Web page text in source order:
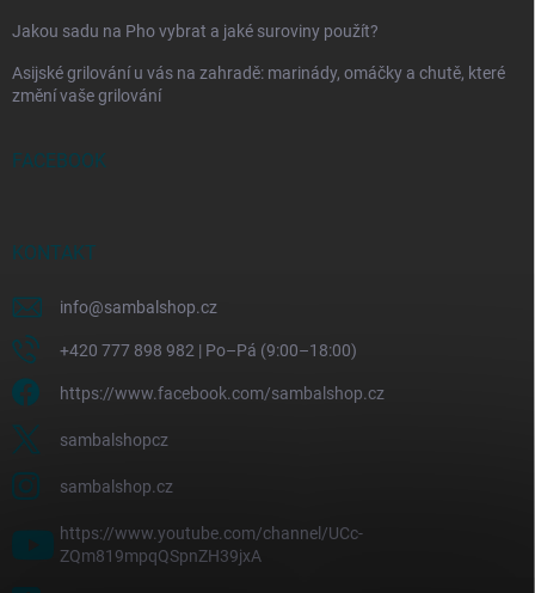
Jakou sadu na Pho vybrat a jaké suroviny použít?
Asijské grilování u vás na zahradě: marinády, omáčky a chutě, které
změní vaše grilování
FACEBOOK
KONTAKT
info@sambalshop.cz
+420 777 898 982 | Po–Pá (9:00–18:00)
https://www.facebook.com/sambalshop.cz
sambalshopcz
sambalshop.cz
https://www.youtube.com/channel/UCc-
ZQm819mpqQSpnZH39jxA